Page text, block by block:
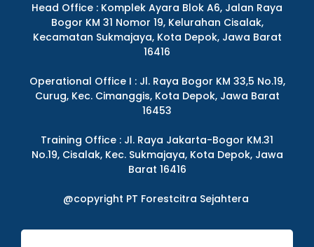
Head Office : Komplek Ayara Blok A6, Jalan Raya
Bogor KM 31 Nomor 19, Kelurahan Cisalak,
Kecamatan Sukmajaya, Kota Depok, Jawa Barat
16416
Operational Office I : Jl. Raya Bogor KM 33,5 No.19,
Curug, Kec. Cimanggis, Kota Depok, Jawa Barat
16453
Training Office : Jl. Raya Jakarta-Bogor KM.31
No.19, Cisalak, Kec. Sukmajaya, Kota Depok, Jawa
Barat 16416
@copyright PT Forestcitra Sejahtera